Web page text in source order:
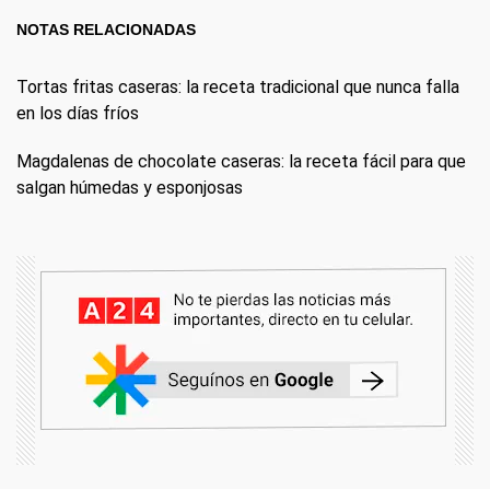
NOTAS RELACIONADAS
Tortas fritas caseras: la receta tradicional que nunca falla
en los días fríos
Magdalenas de chocolate caseras: la receta fácil para que
salgan húmedas y esponjosas